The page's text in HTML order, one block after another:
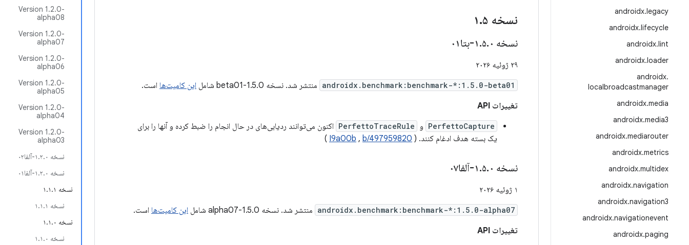
androidx.legacy
androidx.lifecycle
androidx.lint
androidx.loader
androidx.
localbroadcastmanager
androidx.media
androidx.media3
androidx.mediarouter
androidx.metrics
androidx.multidex
androidx.navigation
androidx.navigation3
androidx.navigationevent
androidx.paging
Version 1.2.0-
alpha08
Version 1.2.0-
alpha07
Version 1.2.0-
alpha06
Version 1.2.0-
alpha05
Version 1.2.0-
alpha04
Version 1.2.0-
alpha03
نسخه ۱.۲.۰-آلفا۰۲
نسخه ۱.۲.۰-آلفا۰۱
نسخه ۱.۱.۱
نسخه ۱.۱.۱
نسخه ۱.۱.۰
نسخه ۱.۱.۰
نسخه ۱ .۵
نسخه ۱ .۵.۰-بتا۰۱
۲۹ ژوئیه ۲۰۲۶
androidx.benchmark:benchmark-*:1.5.0-beta01 منتشر شد. نسخه 1.5.0-beta01 شامل این کامیت‌ها است.
تغییرات API
PerfettoCapture و PerfettoTraceRule اکنون می‌توانند ردیابی‌های در حال انجام را ضبط کرده و آنها را برای
یک بسته هدف ادغام کنند. (
I9a00b , b/497959820
)
نسخه ۱ .۵.۰-آلفا۰۷
۱ ژوئیه ۲۰۲۶
androidx.benchmark:benchmark-*:1.5.0-alpha07 منتشر شد. نسخه 1.5.0-alpha07 شامل این کامیت‌ها است.
تغییرات API